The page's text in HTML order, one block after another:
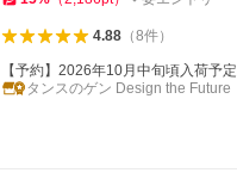
4.88（8件）
【予約】2026年10月中旬頃入荷予定
タンスのゲン Design the Future